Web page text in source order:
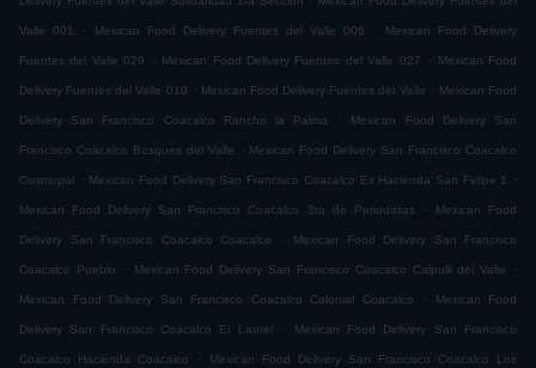
Valle 001 . Mexican Food Delivery Fuentes del Valle 006 . Mexican Food Delivery
Fuentes del Valle 029 . Mexican Food Delivery Fuentes del Valle 027 . Mexican Food
Delivery Fuentes del Valle 010 . Mexican Food Delivery Fuentes del Valle . Mexican Food
Delivery San Francisco Coacalco Rancho la Palma . Mexican Food Delivery San
Francisco Coacalco Bosques del Valle . Mexican Food Delivery San Francisco Coacalco
Cosmopol . Mexican Food Delivery San Francisco Coacalco Ex Hacienda San Felipe 1 .
Mexican Food Delivery San Francisco Coacalco 3ra de Periodistas . Mexican Food
Delivery San Francisco Coacalco Coacalco . Mexican Food Delivery San Francisco
Coacalco Pueblo . Mexican Food Delivery San Francisco Coacalco Calpulli del Valle .
Mexican Food Delivery San Francisco Coacalco Colonial Coacalco . Mexican Food
Delivery San Francisco Coacalco El Laurel . Mexican Food Delivery San Francisco
Coacalco Hacienda Coacalco . Mexican Food Delivery San Francisco Coacalco Los